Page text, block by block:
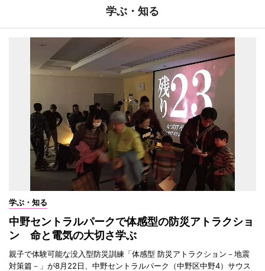
学ぶ・知る
学ぶ・知る
中野セントラルパークで体感型の防災アトラクショ
ン 命と電気の大切さ学ぶ
親子で体験可能な没入型防災訓練「体感型 防災アトラクション－地震
対策篇－」が8月22日、中野セントラルパーク（中野区中野4）サウス